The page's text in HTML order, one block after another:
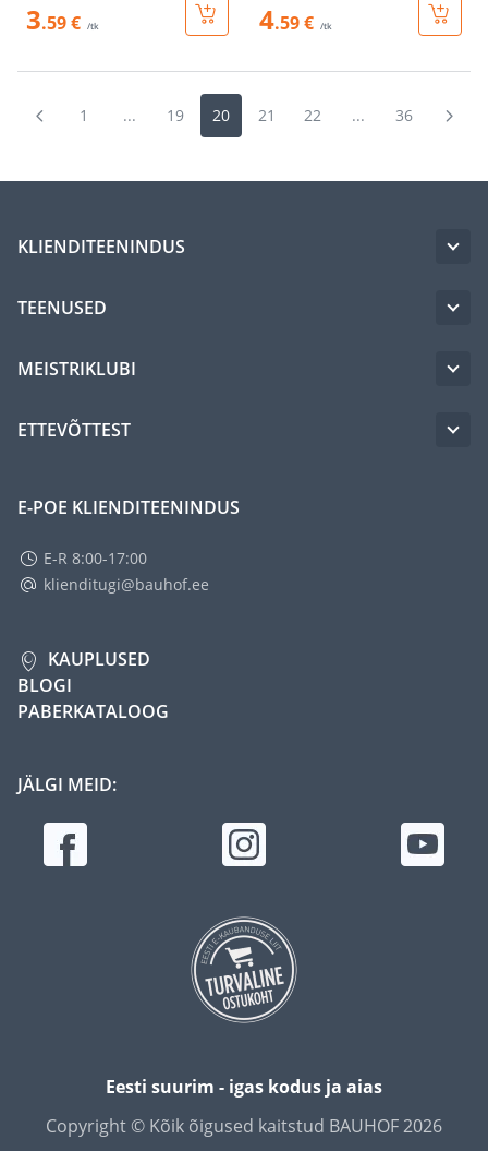
3.59 € /tk 4.59 € /tk
1 ... 19 20 21 22 ... 36
KLIENDITEENINDUS
TEENUSED
MEISTRIKLUBI
ETTEVÕTTEST
E-POE KLIENDITEENINDUS
E-R 8:00-17:00
klienditugi@bauhof.ee
KAUPLUSED
BLOGI
PABERKATALOOG
JÄLGI MEID:
Eesti suurim - igas kodus ja aias
Copyright © Kõik õigused kaitstud BAUHOF 2026